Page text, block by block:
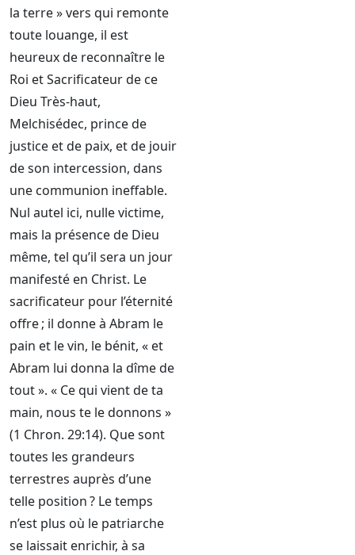
la terre » vers qui remonte
toute louange, il est
heureux de reconnaître le
Roi et Sacrificateur de ce
Dieu Très-haut,
Melchisédec, prince de
justice et de paix, et de jouir
de son intercession, dans
une communion ineffable.
Nul autel ici, nulle victime,
mais la présence de Dieu
même, tel qu’il sera un jour
manifesté en Christ. Le
sacrificateur pour l’éternité
offre ; il donne à Abram le
pain et le vin, le bénit, « et
Abram lui donna la dîme de
tout ». « Ce qui vient de ta
main, nous te le donnons »
(1 Chron. 29:14). Que sont
toutes les grandeurs
terrestres auprès d’une
telle position ? Le temps
n’est plus où le patriarche
se laissait enrichir, à sa